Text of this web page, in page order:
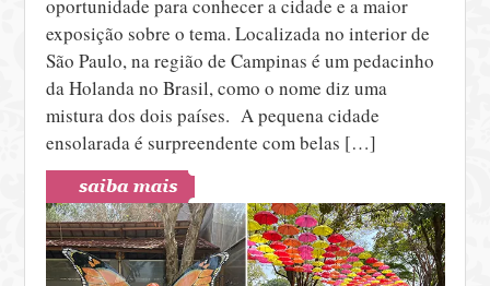
oportunidade para conhecer a cidade e a maior
exposição sobre o tema. Localizada no interior de
São Paulo, na região de Campinas é um pedacinho
da Holanda no Brasil, como o nome diz uma
mistura dos dois países. A pequena cidade
ensolarada é surpreendente com belas […]